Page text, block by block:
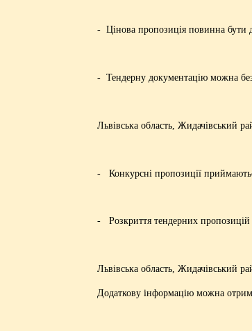
- Цінова пропозиція повинна бути
- Тендерну документацію можна
Львівська область, Жидачівський
- Конкурсні пропозиції
- Розкриття тендерних пропозицій
Львівська область, Жидачівський
Додаткову інформацію можна